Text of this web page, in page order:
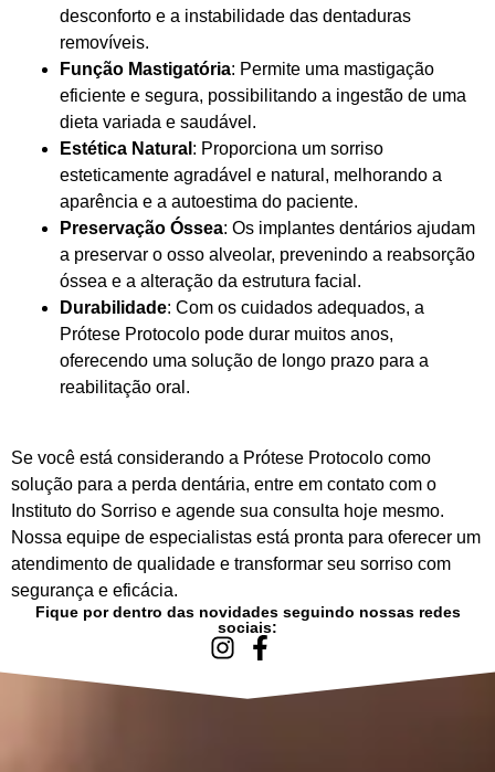
desconforto e a instabilidade das dentaduras
removíveis.
Função Mastigatória: Permite uma mastigação
eficiente e segura, possibilitando a ingestão de uma
dieta variada e saudável.
Estética Natural : Proporciona um sorriso
esteticamente agradável e natural, melhorando a
aparência e a autoestima do paciente.
Preservação Óssea: Os implantes dentários ajudam
a preservar o osso alveolar, prevenindo a reabsorção
óssea e a alteração da estrutura facial.
Durabilidade: Com os cuidados adequados, a
Prótese Protocolo pode durar muitos anos,
oferecendo uma solução de longo prazo para a
reabilitação oral.
Se você está considerando a Prótese Protocolo como
solução para a perda dentária, entre em contato com o
Instituto do Sorriso e agende sua consulta hoje mesmo.
Nossa equipe de especialistas está pronta para oferecer um
atendimento de qualidade e transformar seu sorriso com
segurança e eficácia.
Fique por dentro das novidades seguindo nossas redes
sociais: